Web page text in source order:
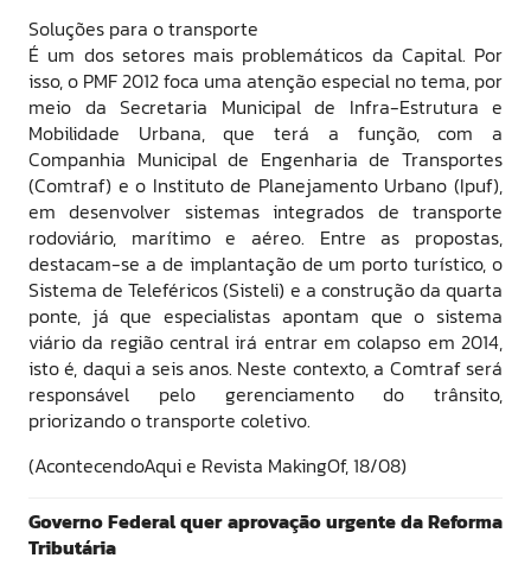
Soluções para o transporte
É um dos setores mais problemáticos da Capital. Por
isso, o PMF 2012 foca uma atenção especial no tema, por
meio da Secretaria Municipal de Infra-Estrutura e
Mobilidade Urbana, que terá a função, com a
Companhia Municipal de Engenharia de Transportes
(Comtraf) e o Instituto de Planejamento Urbano (Ipuf),
em desenvolver sistemas integrados de transporte
rodoviário, marítimo e aéreo. Entre as propostas,
destacam-se a de implantação de um porto turístico, o
Sistema de Teleféricos (Sisteli) e a construção da quarta
ponte, já que especialistas apontam que o sistema
viário da região central irá entrar em colapso em 2014,
isto é, daqui a seis anos. Neste contexto, a Comtraf será
responsável pelo gerenciamento do trânsito,
priorizando o transporte coletivo.
(AcontecendoAqui e Revista MakingOf, 18/08)
Governo Federal quer aprovação urgente da Reforma
Tributária